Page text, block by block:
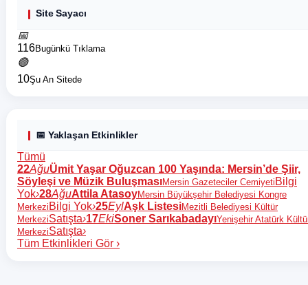
Site Sayacı
📅
116Bugünkü Tıklama
🟢
10Şu An Sitede
📅 Yaklaşan Etkinlikler
Tümü
22AğuÜmit Yaşar Oğuzcan 100 Yaşında: Mersin’de Şiir,
Söyleşi ve Müzik BuluşmasıMersin Gazeteciler Cemiyeti Bilgi
Yok›28AğuAttila AtasoyMersin Büyükşehir Belediyesi Kongre
Merkezi Bilgi Yok›25EylAşk ListesiMezitli Belediyesi Kültür
MerkeziSatışta›17EkiSoner SarıkabadayıYenişehir Atatürk
MerkeziSatışta›
Tüm Etkinlikleri Gör ›